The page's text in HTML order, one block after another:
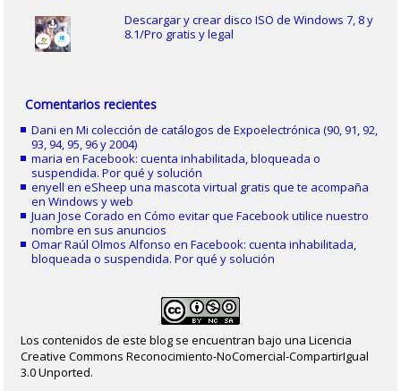
Descargar y crear disco ISO de Windows 7, 8 y
8.1/Pro gratis y legal
Comentarios recientes
Dani enMi colección de catálogos de Expoelectrónica (90, 91, 92,
93, 94, 95, 96 y 2004)
maria enFacebook: cuenta inhabilitada, bloqueada o
suspendida. Por qué y solución
enyell eneSheep una mascota virtual gratis que te acompaña
en Windows y web
Juan Jose Corado enCómo evitar que Facebook utilice nuestro
nombre en sus anuncios
Omar Raúl Olmos Alfonso enFacebook: cuenta inhabilitada,
bloqueada o suspendida. Por qué y solución
Los contenidos de este blog se encuentran bajo una Licencia
Creative Commons Reconocimiento-NoComercial-CompartirIgual
3.0 Unported.